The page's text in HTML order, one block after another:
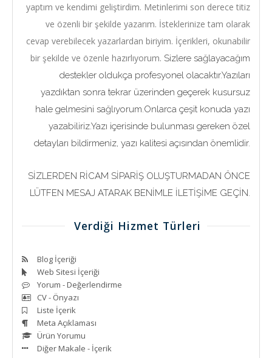
yaptım ve kendimi geliştirdim. Metinlerimi son derece titiz
ve özenli bir şekilde yazarım. İsteklerinize tam olarak
cevap verebilecek yazarlardan biriyim. İçerikleri, okunabilir
bir şekilde ve özenle hazırlıyorum. Sizlere sağlayacağım
destekler oldukça profesyonel olacaktır.Yazıları
yazdıktan sonra tekrar üzerinden geçerek kusursuz
hale gelmesini sağlıyorum.Onlarca çeşit konuda yazı
yazabiliriz.Yazı içerisinde bulunması gereken özel
detayları bildirmeniz, yazı kalitesi açısından önemlidir.
SİZLERDEN RİCAM SİPARİŞ OLUŞTURMADAN ÖNCE
LÜTFEN MESAJ ATARAK BENİMLE İLETİŞİME GEÇİN.
Verdiği Hizmet Türleri
Blog İçeriği
Web Sitesi İçeriği
Yorum - Değerlendirme
CV - Önyazı
Liste İçerik
Meta Açıklaması
Ürün Yorumu
Diğer Makale - İçerik